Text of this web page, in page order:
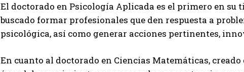
El doctorado en Psicología Aplicada es el primero en su
buscado formar profesionales que den respuesta a
psicológica, así como generar acciones pertinentes,
En cuanto al doctorado en Ciencias Matemáticas,